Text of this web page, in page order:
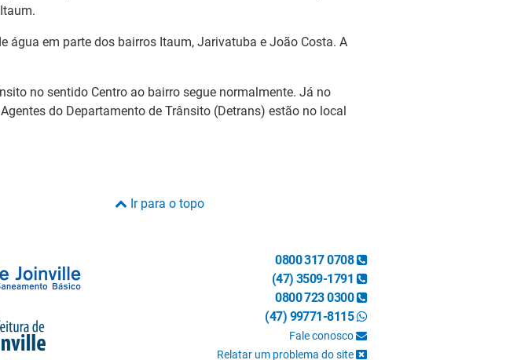
água em parte dos bairros Itaum, Jarivatuba e João Costa. A
no sentido Centro ao bairro segue normalmente. Já no
do Departamento de Trânsito (Detrans) estão no local
Ir para o topo
0800 317 0708
(47) 3509-1791
0800 723 0300
(47) 99771-8115
Fale conosco
Relatar um problema do site